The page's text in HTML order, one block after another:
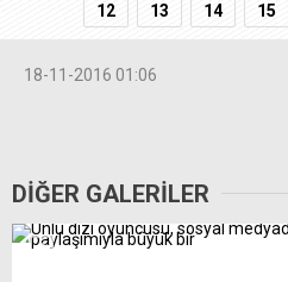
12 13 14 15
18-11-2016 01:06
DİĞER GALERİLER